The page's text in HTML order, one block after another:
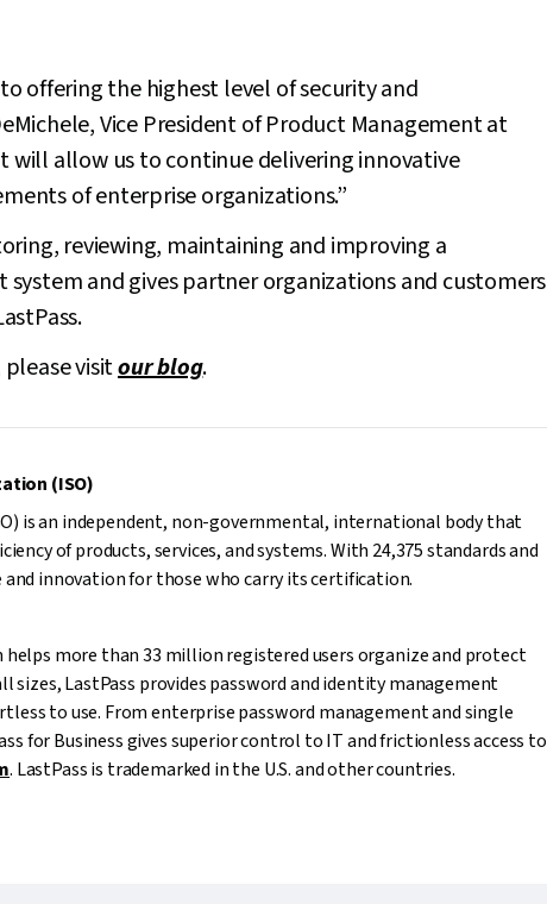
offering the highest level of security and
Vice President of Product Management at
will allow us to continue delivering innovative
of enterprise organizations.”
reviewing, maintaining and improving a
and gives partner organizations and customers
visitour blog.
(ISO)
is an independent, non-governmental, international body that
of products, services, and systems. With 24,375 standards and
innovation for those who carry its certification.
more than 33 million registered users organize and protect
sizes, LastPass provides password and identity management
to use. From enterprise password management and single
for Business gives superior control to IT and frictionless access to
. LastPass is trademarked in the U.S. and other countries.